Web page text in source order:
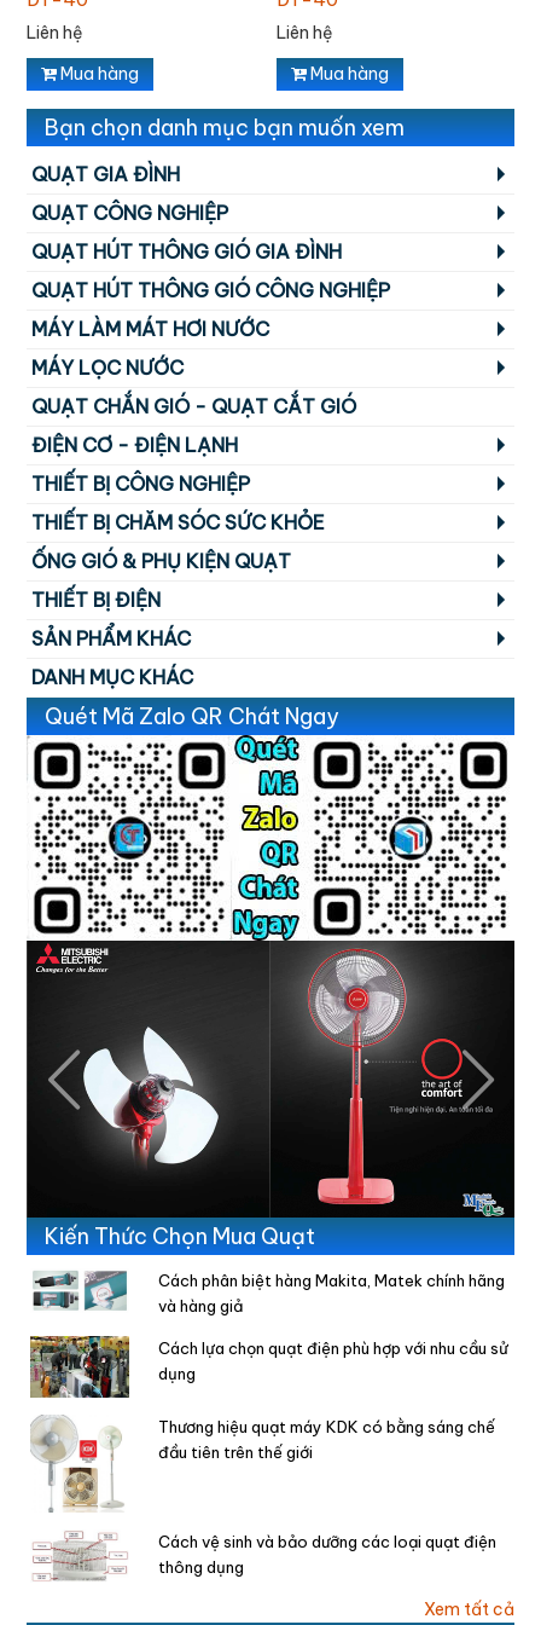
Liên hệ
Mua hàng
Liên hệ
Mua hàng
Bạn chọn danh mục bạn muốn xem
QUẠT GIA ĐÌNH
QUẠT CÔNG NGHIỆP
QUẠT HÚT THÔNG GIÓ GIA ĐÌNH
QUẠT HÚT THÔNG GIÓ CÔNG NGHIỆP
MÁY LÀM MÁT HƠI NƯỚC
MÁY LỌC NƯỚC
QUẠT CHẮN GIÓ - QUẠT CẮT GIÓ
ĐIỆN CƠ - ĐIỆN LẠNH
THIẾT BỊ CÔNG NGHIỆP
THIẾT BỊ CHĂM SÓC SỨC KHỎE
ỐNG GIÓ & PHỤ KIỆN QUẠT
THIẾT BỊ ĐIỆN
SẢN PHẨM KHÁC
DANH MỤC KHÁC
Quét Mã Zalo QR Chát Ngay
Previous Next
Kiến Thức Chọn Mua Quạt
Cách phân biệt hàng Makita, Matek chính hãng
và hàng giả
Cách lựa chọn quạt điện phù hợp với nhu cầu sử
dụng
Thương hiệu quạt máy KDK có bằng sáng chế
đầu tiên trên thế giới
Cách vệ sinh và bảo dưỡng các loại quạt điện
thông dụng
Xem tất cả